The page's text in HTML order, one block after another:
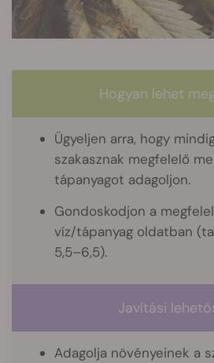
Hogyan lehet
Ügyeljen arra, hogy
szakasznak megfelelő
tápanyagot adagoljon.
Gondoskodjon a
víz/tápanyag oldatban
5,5–6,5).
Javítási
Adagolja növényeinek a